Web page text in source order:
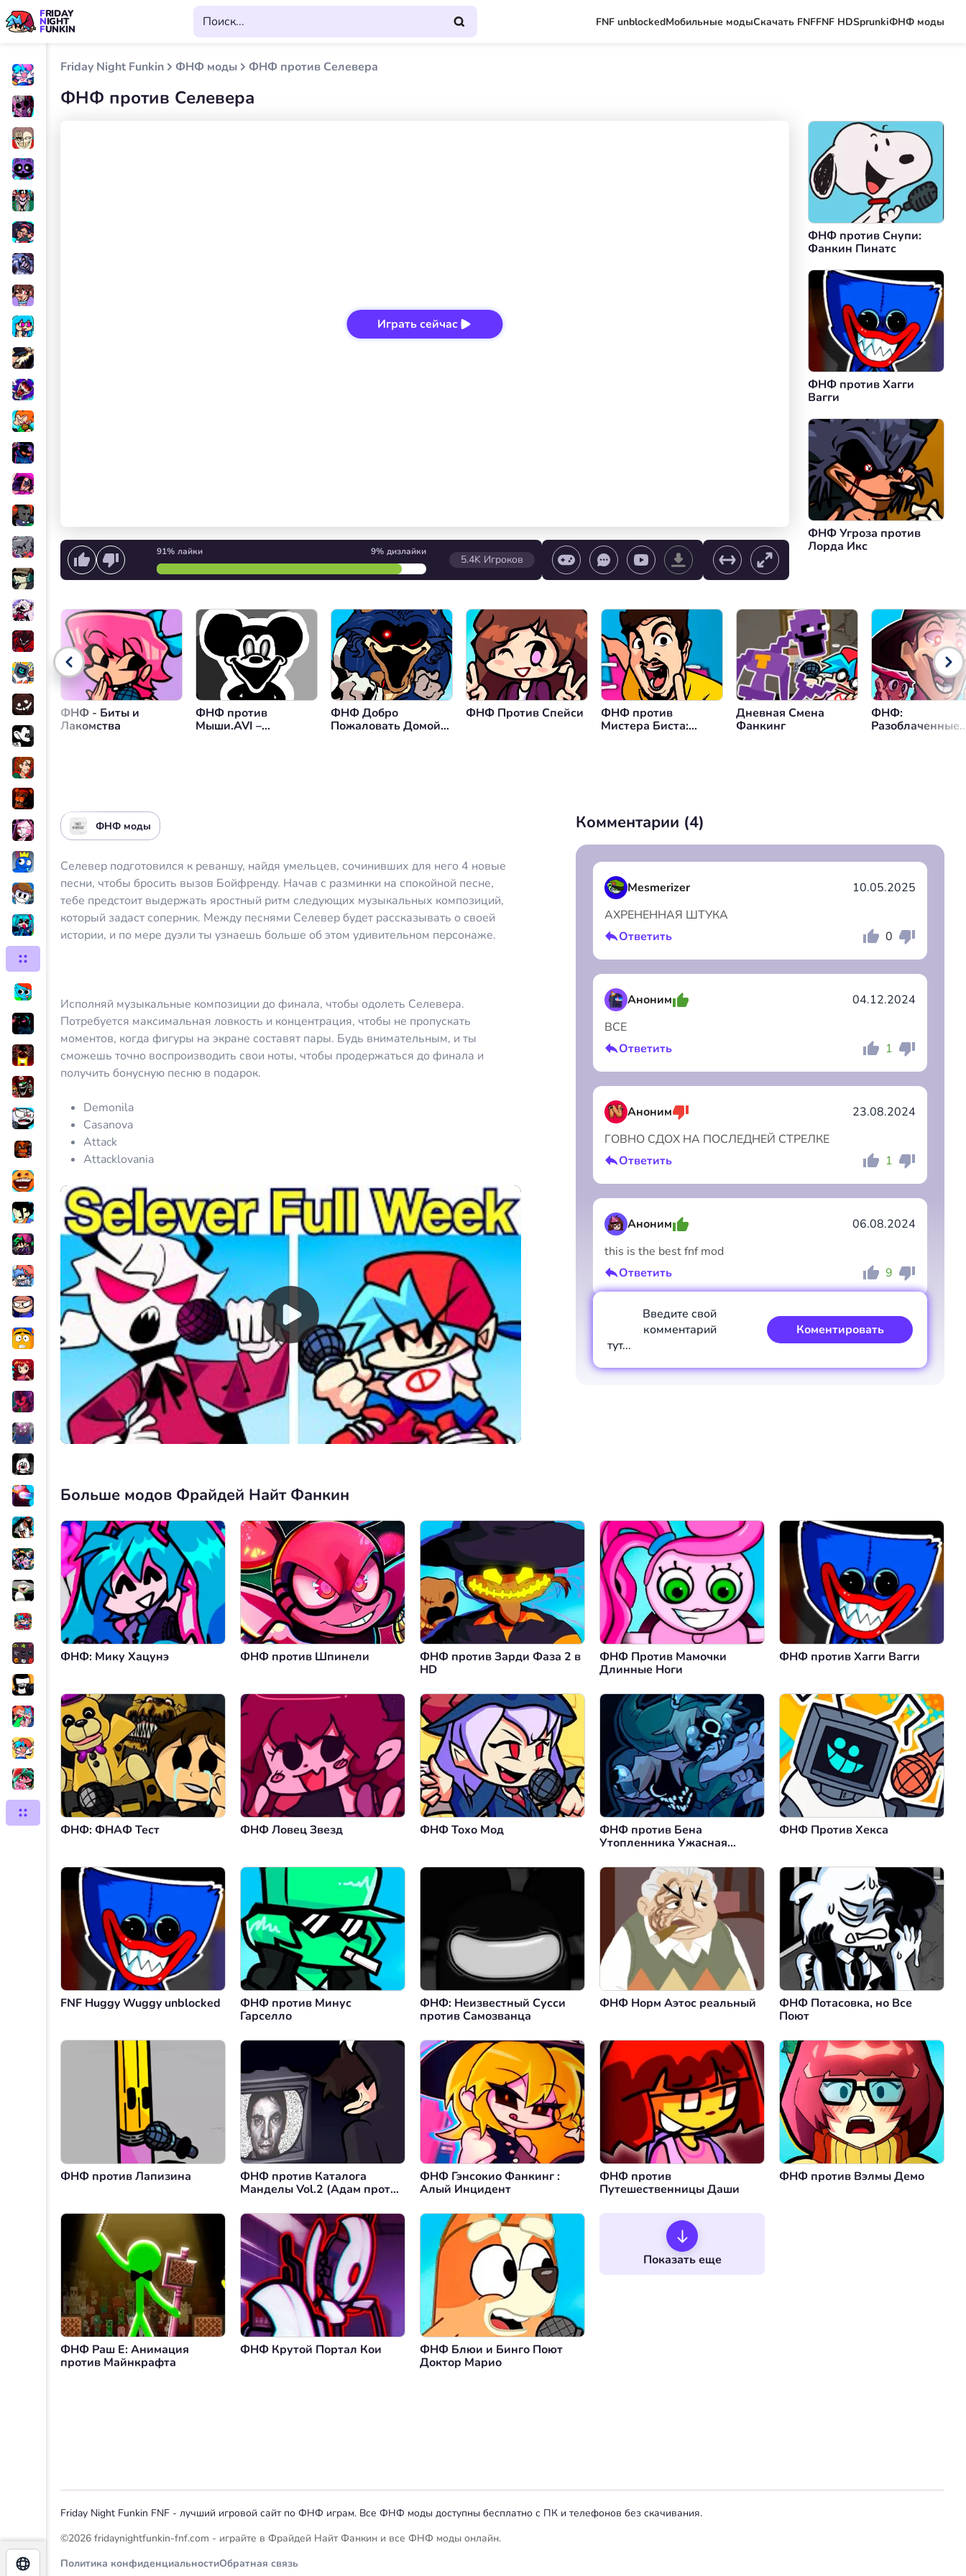
FRIDAY
NIGHT
FUNKIN
FNF unblockedМобильные модыСкачать FNFFNF HDSprunkiФНФ моды
Русский
Friday Night Funkin ФНФ моды ФНФ против Селевера
ФНФ против Селевера
Играть сейчас
91% лайки 9% дизлайки
5.4K Игроков
Начать петь или Запуск игры / Остановить игру / Выбор уровня
Управление громкостью Вернуться назад
ФНФ против Снупи:
Фанкин Пинатс
ФНФ против Хагги
Вагги
ФНФ Угроза против
Лорда Икс
ФНФ - Биты и
Лакомства
ФНФ против
Мыши.AVI –
ФНФ Добро
Пожаловать Домой
ФНФ Против Спейси
ФНФ против
Мистера Биста:
Дневная Смена
Фанкинг
ФНФ:
Разоблаченные
ФНФ моды
Селевер подготовился к реваншу, найдя умельцев, сочинивших для него 4 новые
песни, чтобы бросить вызов Бойфренду. Начав с разминки на спокойной песне,
тебе предстоит выдержать яростный ритм следующих музыкальных композиций,
который задаст соперник. Между песнями Селевер будет рассказывать о своей
истории, и по мере дуэли ты узнаешь больше об этом удивительном персонаже.
Исполняй музыкальные композиции до финала, чтобы одолеть Селевера.
Потребуется максимальная ловкость и концентрация, чтобы не пропускать
моментов, когда фигуры на экране составят пары. Будь внимательным, и ты
сможешь точно воспроизводить свои ноты, чтобы продержаться до финала и
получить бонусную песню в подарок.
Demonila
Casanova
Attack
Attacklovania
00:00/12:56
Комментарии (4)
Mesmerizer
10.05.2025
АХРЕНЕННАЯ ШТУКА
Ответить
0
Отмена Коментировать
Аноним
04.12.2024
ВСЕ
Ответить
1
Отмена Коментировать
Аноним
23.08.2024
ГОВНО СДОХ НА ПОСЛЕДНЕЙ СТРЕЛКЕ
Ответить
1
Отмена Коментировать
Аноним
06.08.2024
this is the best fnf mod
Ответить
9
Введите свой
комментарий
тут...
Коментировать
Больше модов Фрайдей Найт Фанкин
ФНФ: Мику Хацунэ ФНФ против Шпинели
ФНФ против Зарди Фаза 2 в
HD
ФНФ Против Мамочки
Длинные Ноги
ФНФ против Хагги Вагги
ФНФ: ФНАФ Тест ФНФ Ловец Звезд ФНФ Тохо Мод
ФНФ против Бена
Утопленника Ужасная
ФНФ Против Хекса
FNF Huggy Wuggy unblocked
ФНФ против Минус
Гарселло
ФНФ: Неизвестный Сусси
против Самозванца
ФНФ Норм Аэтос реальный
ФНФ Потасовка, но Все
Поют
ФНФ против Лапизина
ФНФ против Каталога
Манделы Vol.2 (Адам против
ФНФ Гэнсокио Фанкинг :
Алый Инцидент
ФНФ против
Путешественницы Даши
ФНФ против Вэлмы Демо
ФНФ Раш Е: Анимация
против Майнкрафта
ФНФ Крутой Портал Кои
ФНФ Блюи и Бинго Поют
Доктор Марио
Показать еще
Friday Night Funkin FNF - лучший игровой сайт по ФНФ играм. Все ФНФ моды доступны бесплатно с ПК и телефонов без скачивания.
©2026 fridaynightfunkin-fnf.com - играйте в Фрайдей Найт Фанкин и все ФНФ моды онлайн.
Политика конфиденциальностиОбратная связь